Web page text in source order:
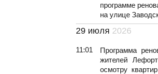
программе
на улице
29 июля 2026
11:01
Программа
жителей
осмотру